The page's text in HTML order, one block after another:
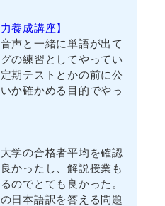
養成講座】
声と一緒に単語が出て
の練習としてやってい
期テストとかの前に公
か確かめる目的でやっ
学の合格者平均を確認
かったし、解説授業も
のでとても良かった。
日本語訳を答える問題